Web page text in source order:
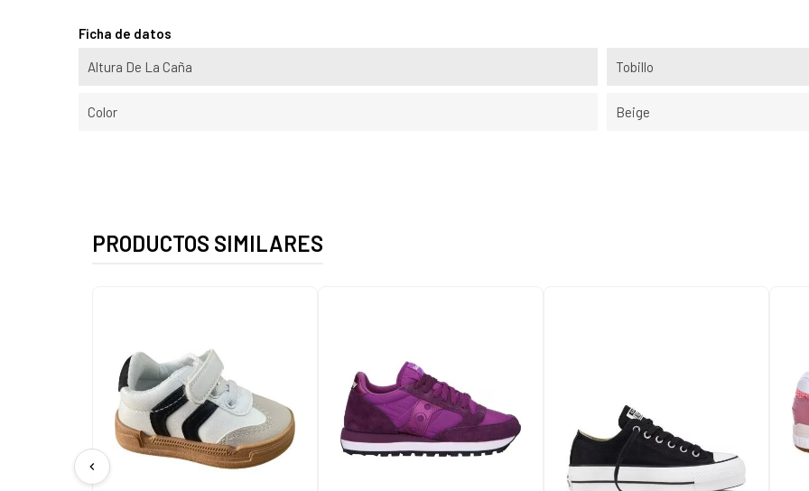
Ficha de datos
Altura De La Caña Tobillo
Color Beige
PRODUCTOS SIMILARES
chevron_left